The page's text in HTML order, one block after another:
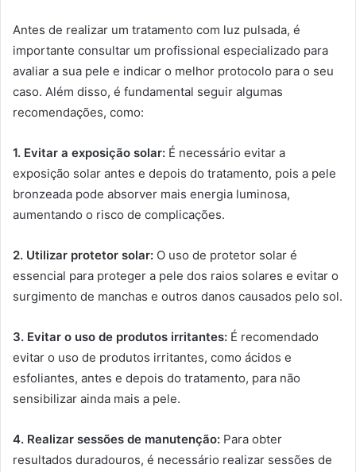
Antes de realizar um tratamento com luz pulsada, é
importante consultar um profissional especializado para
avaliar a sua pele e indicar o melhor protocolo para o seu
caso. Além disso, é fundamental seguir algumas
recomendações, como:
1. Evitar a exposição solar: É necessário evitar a
exposição solar antes e depois do tratamento, pois a pele
bronzeada pode absorver mais energia luminosa,
aumentando o risco de complicações.
2. Utilizar protetor solar: O uso de protetor solar é
essencial para proteger a pele dos raios solares e evitar o
surgimento de manchas e outros danos causados pelo sol.
3. Evitar o uso de produtos irritantes: É recomendado
evitar o uso de produtos irritantes, como ácidos e
esfoliantes, antes e depois do tratamento, para não
sensibilizar ainda mais a pele.
4. Realizar sessões de manutenção: Para obter
resultados duradouros, é necessário realizar sessões de